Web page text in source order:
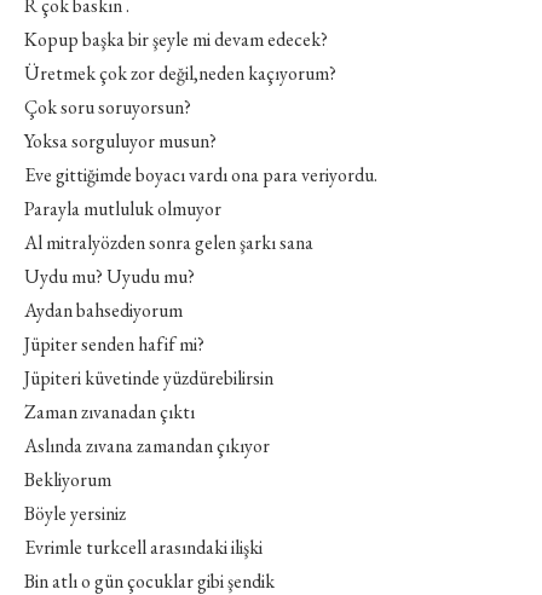
R çok baskın .
Kopup başka bir şeyle mi devam edecek?
Üretmek çok zor değil,neden kaçıyorum?
Çok soru soruyorsun?
Yoksa sorguluyor musun?
Eve gittiğimde boyacı vardı ona para veriyordu.
Parayla mutluluk olmuyor
Al mitralyözden sonra gelen şarkı sana
Uydu mu? Uyudu mu?
Aydan bahsediyorum
Jüpiter senden hafif mi?
Jüpiteri küvetinde yüzdürebilirsin
Zaman zıvanadan çıktı
Aslında zıvana zamandan çıkıyor
Bekliyorum
Böyle yersiniz
Evrimle turkcell arasındaki ilişki
Bin atlı o gün çocuklar gibi şendik